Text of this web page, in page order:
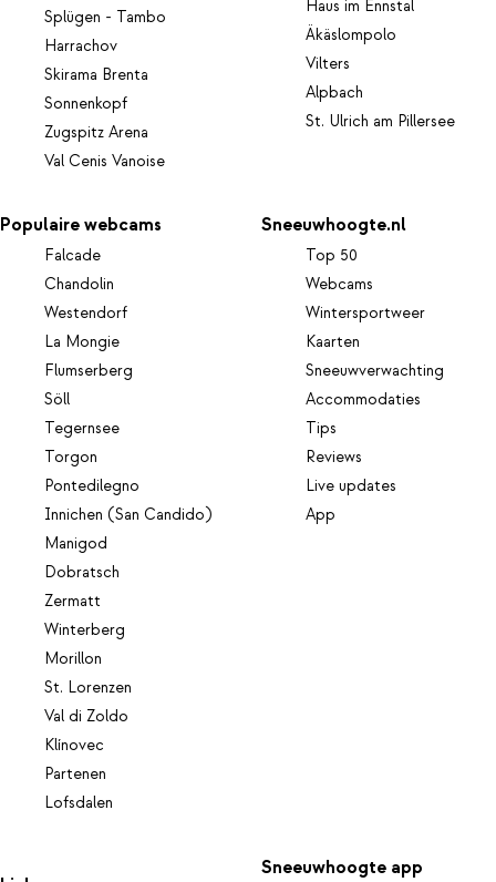
Splügen - Tambo
Harrachov
Skirama Brenta
Sonnenkopf
Zugspitz Arena
Val Cenis Vanoise
Haus im Ennstal
Äkäslompolo
Vilters
Alpbach
St. Ulrich am Pillersee
Populaire webcams
Falcade
Chandolin
Westendorf
La Mongie
Flumserberg
Söll
Tegernsee
Torgon
Pontedilegno
Innichen (San Candido)
Manigod
Dobratsch
Zermatt
Winterberg
Morillon
St. Lorenzen
Val di Zoldo
Klínovec
Partenen
Lofsdalen
Sneeuwhoogte.nl
Top 50
Webcams
Wintersportweer
Kaarten
Sneeuwverwachting
Accommodaties
Tips
Reviews
Live updates
App
Sneeuwhoogte app